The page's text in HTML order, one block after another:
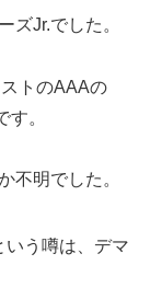
ズJr.でした。
トのAAAの
。
不明でした。
いう噂は、デマ